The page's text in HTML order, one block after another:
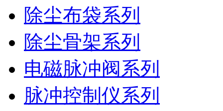
除尘布袋系列
除尘骨架系列
电磁脉冲阀系列
脉冲控制仪系列